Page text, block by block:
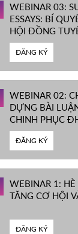
WEBINAR 03:
ESSAYS: BÍ
HỘI ĐỒNG
ĐẦU MỸ
ĐĂNG KÝ
WEBINAR 02:
DỰNG BÀI
CHINH PHỤC
ĐĂNG KÝ
WEBINAR 1:
TĂNG CƠ HỘI
ĐĂNG KÝ